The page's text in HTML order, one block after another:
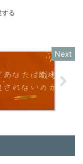
する